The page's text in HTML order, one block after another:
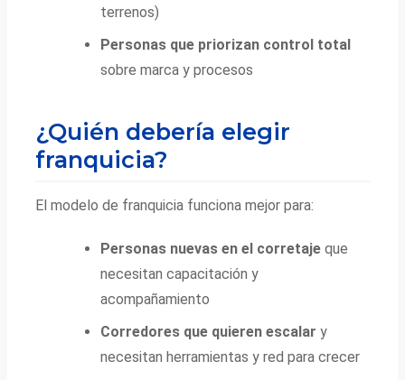
terrenos)
Personas que priorizan control total
sobre marca y procesos
¿Quién debería elegir
franquicia?
El modelo de franquicia funciona mejor para:
Personas nuevas en el corretaje que
necesitan capacitación y
acompañamiento
Corredores que quieren escalar y
necesitan herramientas y red para crecer